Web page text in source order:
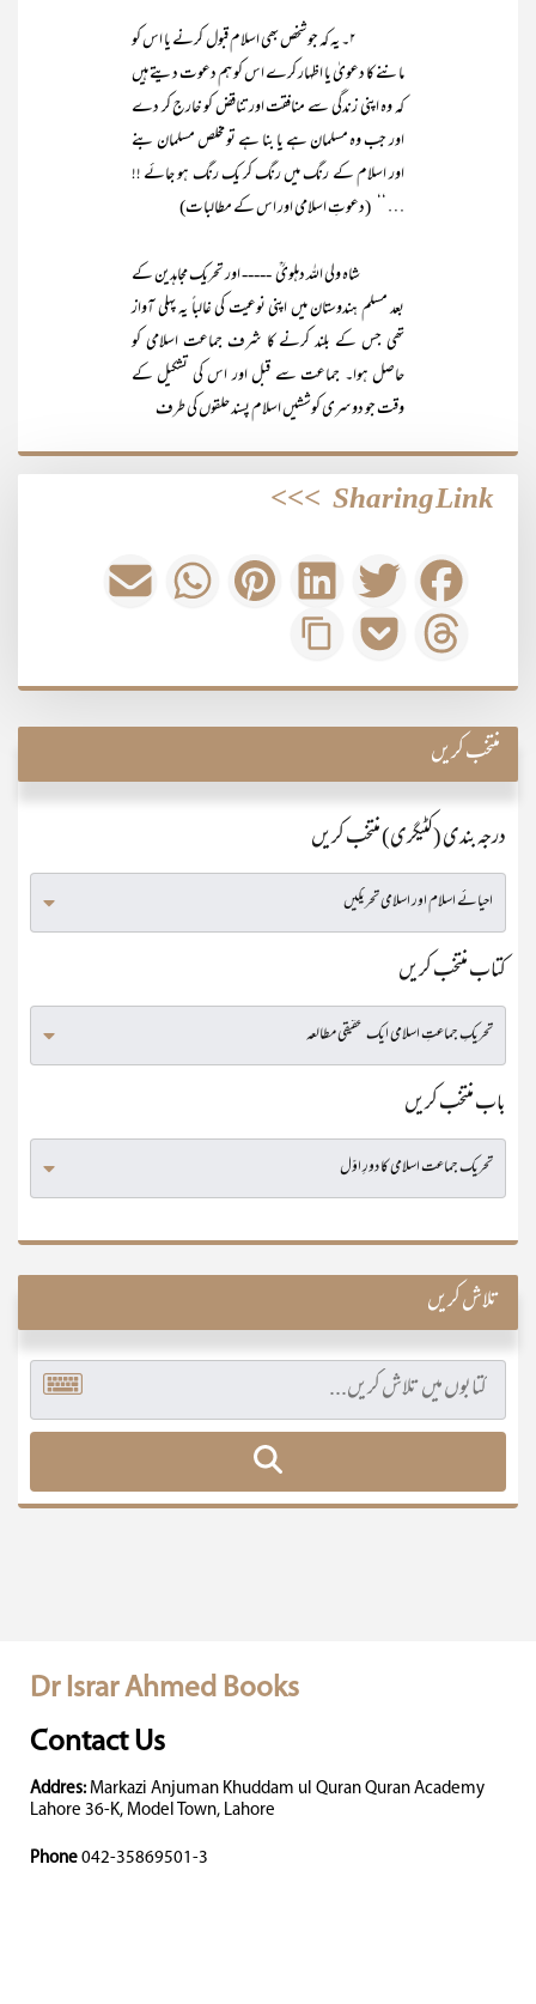
۲۔ یہ کہ جو شخص بھی اسلام قبول کرنے یا اس کو
ماننے کا دعویٰ یا اظہار کرے اس کو ہم دعوت دیتے ہیں
کہ وہ اپنی زندگی سے منافقت اور تناقض کو خارج کر دے
اور جب وہ مسلمان ہے یا بنا ہے تو مخلص مسلمان بنے
اور اسلام کے رنگ میں رنگ کر یک رنگ ہو جائے !!
… ‘‘ (دعوتِ اسلامی اور اس کے مطالبات)
شاہ ولی اللہ دہلویؒ ----- اور تحریک مجاہدین کے
بعد مسلم ہندوستان میں اپنی نوعیت کی غالباً یہ پہلی آواز
تھی جس کے بلند کرنے کا شرف جماعت اسلامی کو
حاصل ہوا۔ جماعت سے قبل اور اس کی تشکیل کے
وقت جو دوسری کوششیں اسلام پسند حلقوں کی طرف
Sharing Link
>>>
منتخب کریں
درجہ بندی (کٹیگری) منتخب کریں
کتاب منتخب کریں
باب منتخب کریں
تلاش کریں
Dr Israr Ahmed Books
Contact Us
Addres: Markazi Anjuman Khuddam ul Quran Quran Academy
Lahore 36-K, Model Town, Lahore
Phone 042-35869501-3